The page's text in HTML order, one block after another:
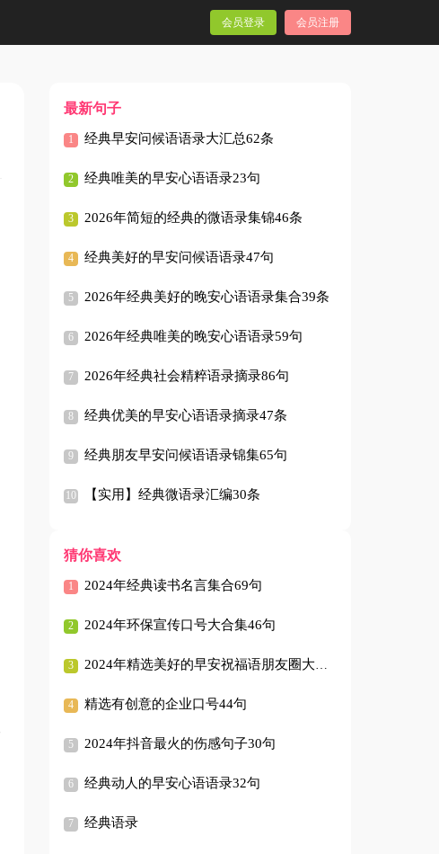
会员登录 会员注册
最新句子
经典早安问候语语录大汇总62条
经典唯美的早安心语语录23句
2026年简短的经典的微语录集锦46条
经典美好的早安问候语语录47句
2026年经典美好的晚安心语语录集合39条
2026年经典唯美的晚安心语语录59句
2026年经典社会精粹语录摘录86句
经典优美的早安心语语录摘录47条
经典朋友早安问候语语录锦集65句
【实用】经典微语录汇编30条
猜你喜欢
2024年经典读书名言集合69句
2024年环保宣传口号大合集46句
2024年精选美好的早安祝福语朋友圈大合集59句
精选有创意的企业口号44句
2024年抖音最火的伤感句子30句
经典动人的早安心语语录32句
经典语录